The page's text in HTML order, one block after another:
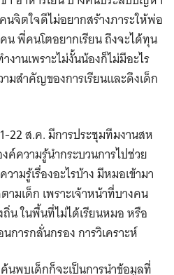
จิตใจดีไม่อยากสร้างภาระให้พ่อ
น พี่คนโตอยากเรียน ถึงจะได้ทุน
านเพราะไม่งั้นน้องก็ไม่มีอะไร
มสำคัญของการเรียนและดึงเด็ก
22 ส.ค. มีการประชุมทีมงานสห
ความรู้นำกระบวนการไปช่วย
ามรู้เรื่องอะไรบ้าง มีหมอเข้ามา
มเด็ก เพราะเจ้าหน้าที่บางคน
ถิ่น ในพื้นที่ไม่ได้เรียนหมอ หรือ
ารกลั่นกรอง การวิเคราะห์
นพบเด็กก็จะเป็นการนำข้อมูลที่